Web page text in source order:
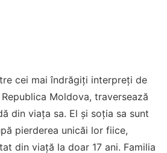
cei mai îndrăgiți interpreți de
Moldova, traversează
din viața sa. El și soția sa sunt
pierderea unicăi lor fiice,
din viață la doar 17 ani. Familia